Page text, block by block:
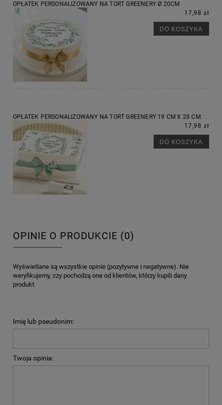
OPŁATEK PERSONALIZOWANY NA TORT GREENERY Ø 20CM
17,98 zł
DO KOSZYKA
OPŁATEK PERSONALIZOWANY NA TORT GREENERY 19 CM X 28 CM
17,98 zł
DO KOSZYKA
OPINIE O PRODUKCIE (0)
Wyświetlane są wszystkie opinie (pozytywne i negatywne). Nie
weryfikujemy, czy pochodzą one od klientów, którzy kupili dany
produkt.
Imię lub pseudonim:
Twoja opinia: